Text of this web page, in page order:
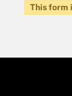
This form